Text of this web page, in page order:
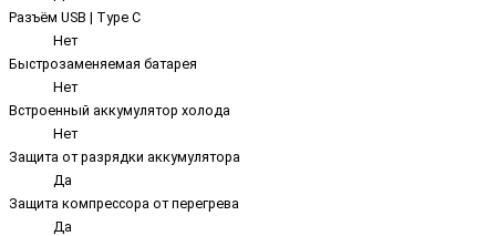
Разъём USB | Type C
Нет
Быстрозаменяемая батарея
Нет
Встроенный аккумулятор холода
Нет
Защита от разрядки аккумулятора
Да
Защита компрессора от перегрева
Да